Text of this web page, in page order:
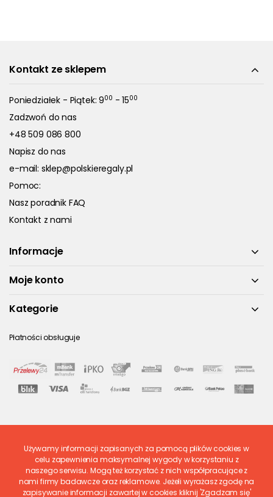
Kontakt ze sklepem
Poniedziałek - Piątek: 900 - 1500
Zadzwoń do nas
+48 509 086 800
Napisz do nas
e-mail: sklep@polskieregaly.pl
Pomoc:
Nasz poradnik FAQ
Kontakt z nami
Informacje
Moje konto
Kategorie
Płatności obsługuje
Ostatnio ocenione
Używamy informacji zapisanych za pomocą plików cookies w
celu zapewnienia maksymalnej wygody w korzystaniu z
naszego serwisu. Mogą też korzystać z nich współpracujące z
nami firmy badawcze oraz reklamowe. Jeżeli wyrażasz zgodę na
zapisywanie informacji zawartej w cookies kliknij 'Zgadzam się'